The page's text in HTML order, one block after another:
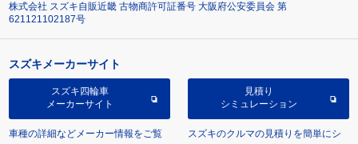
株式会社 スズキ自販近畿 古物商許可証番号 大阪府公安委員会 第
621121102187号
スズキメーカーサイト
スズキ四輪車
メーカーサイト
車種の詳細などメーカー情報をご覧
見積り
シミュレーション
スズキのクルマの見積りを簡単にシ